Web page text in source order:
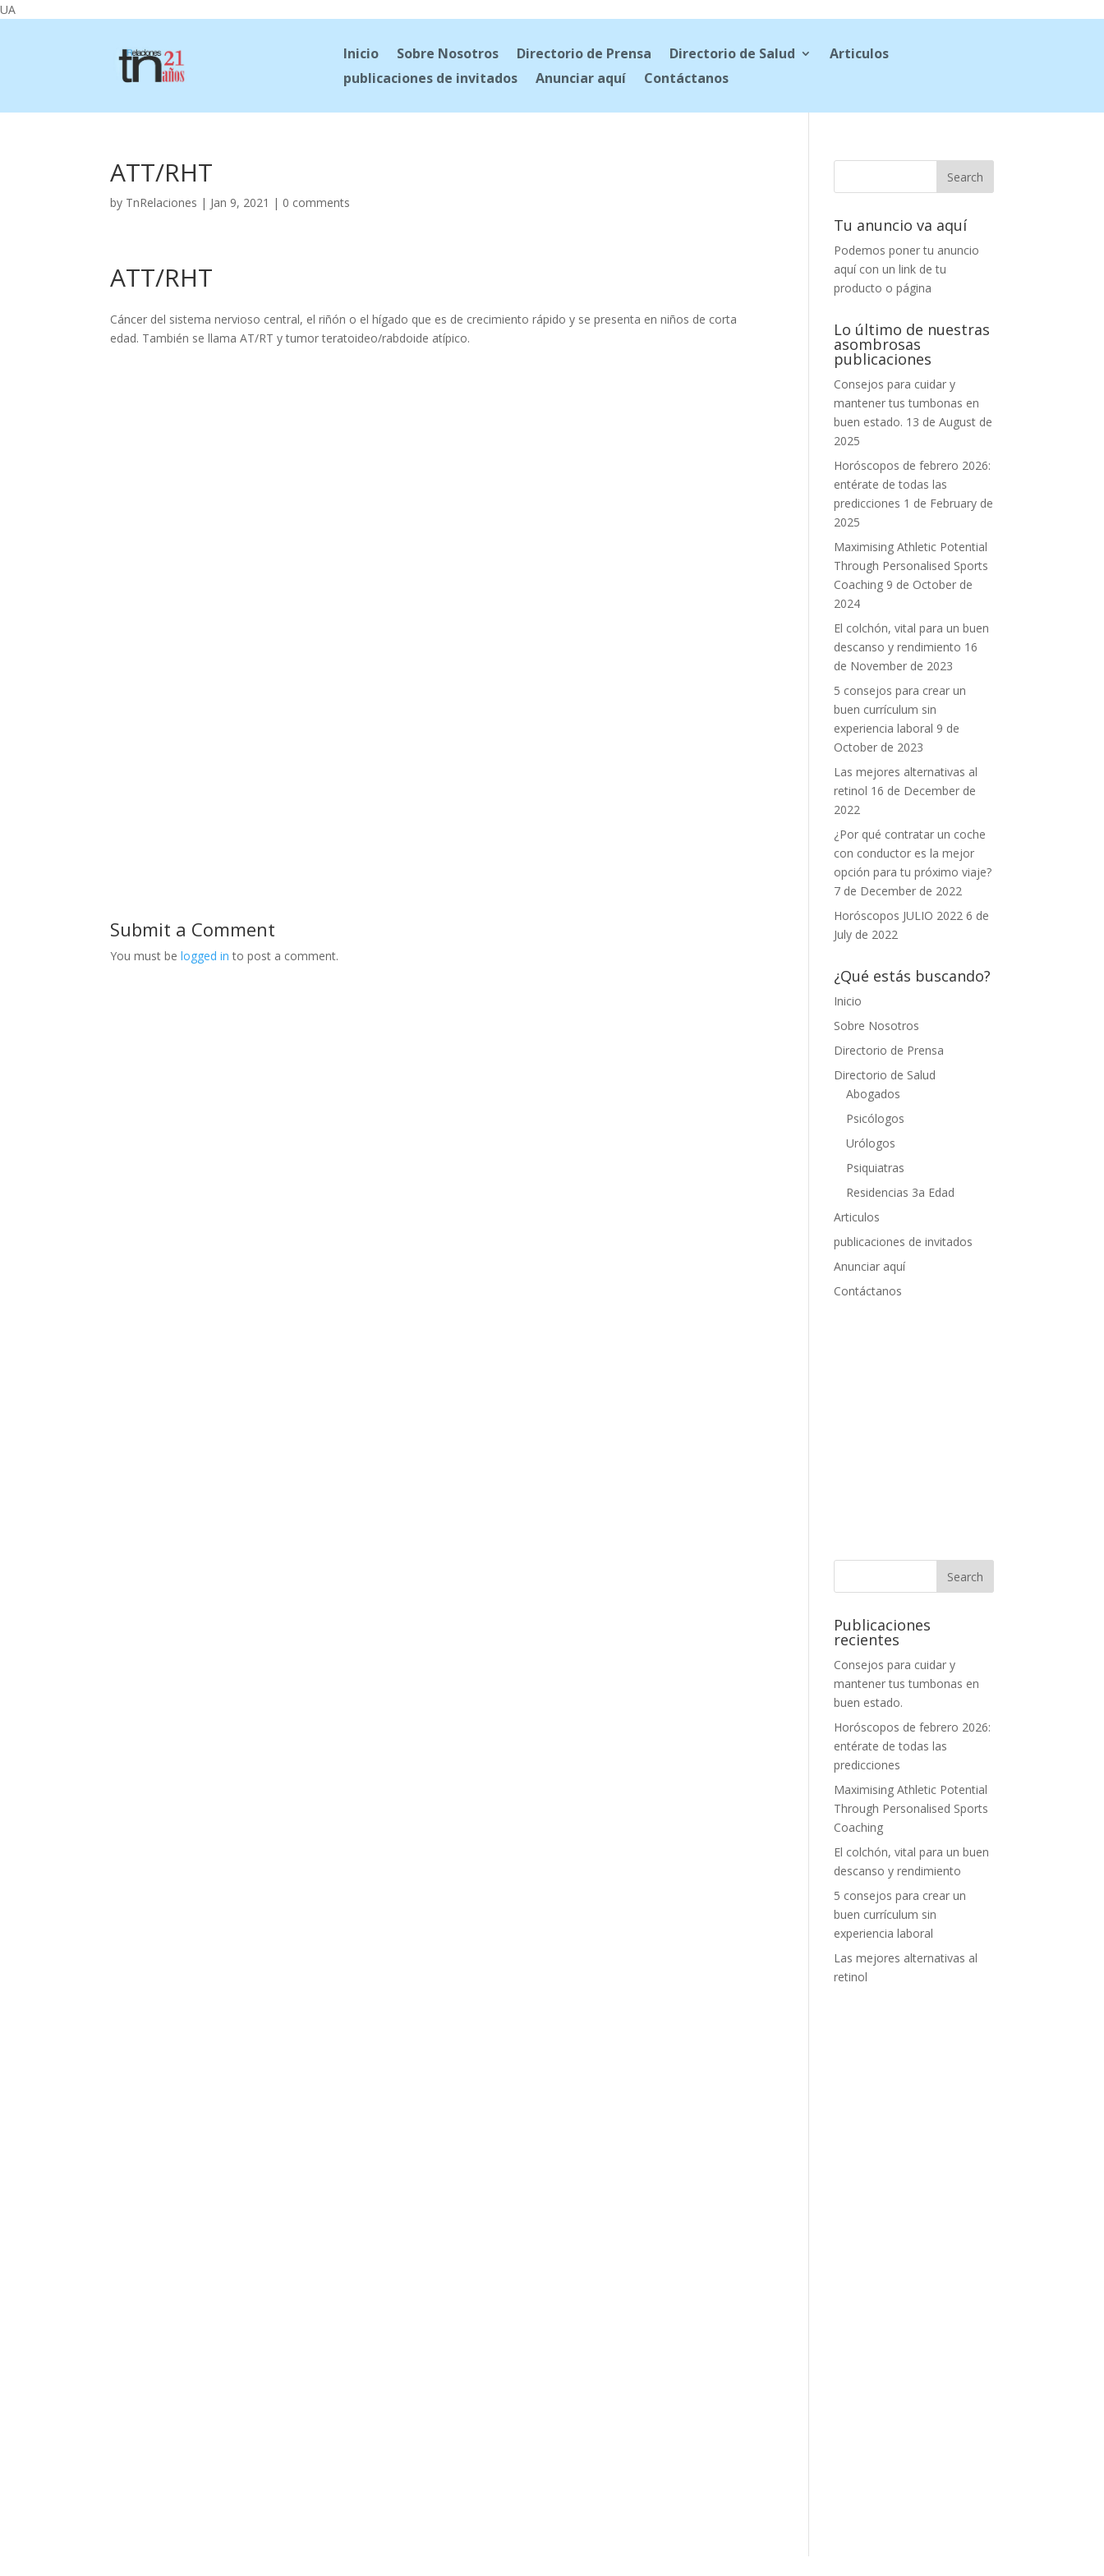
UA
Inicio Sobre Nosotros Directorio de Prensa Directorio de Salud
Articulos
publicaciones de invitados
Anunciar aquí Contáctanos
ATT/RHT
by TnRelaciones | Jan 9, 2021 | 0 comments
ATT/RHT
Cáncer del sistema nervioso central, el riñón o el hígado que es de crecimiento rápido y se presenta en niños de corta
edad. También se llama AT/RT y tumor teratoideo/rabdoide atípico.
Submit a Comment
You must belogged in to post a comment.
Tu anuncio va aquí
Podemos poner tu anuncio
aquí con un link de tu
producto o página
Lo último de nuestras
asombrosas
publicaciones
Consejos para cuidar y
mantener tus tumbonas en
buen estado. 13 de August de
2025
Horóscopos de febrero 2026:
entérate de todas las
predicciones 1 de February de
2025
Maximising Athletic Potential
Through Personalised Sports
Coaching 9 de October de
2024
El colchón, vital para un buen
descanso y rendimiento 16
de November de 2023
5 consejos para crear un
buen currículum sin
experiencia laboral 9 de
October de 2023
Las mejores alternativas al
retinol 16 de December de
2022
¿Por qué contratar un coche
con conductor es la mejor
opción para tu próximo viaje?
7 de December de 2022
Horóscopos JULIO 2022 6 de
July de 2022
¿Qué estás buscando?
Inicio
Sobre Nosotros
Directorio de Prensa
Directorio de Salud
Abogados
Psicólogos
Urólogos
Psiquiatras
Residencias 3a Edad
Articulos
publicaciones de invitados
Anunciar aquí
Contáctanos
Publicaciones
recientes
Consejos para cuidar y
mantener tus tumbonas en
buen estado.
Horóscopos de febrero 2026:
entérate de todas las
predicciones
Maximising Athletic Potential
Through Personalised Sports
Coaching
El colchón, vital para un buen
descanso y rendimiento
5 consejos para crear un
buen currículum sin
experiencia laboral
Las mejores alternativas al
retinol